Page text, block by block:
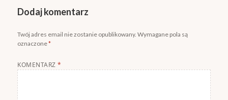
Dodaj komentarz
Twój adres email nie zostanie opublikowany. Wymagane pola są
oznaczone*
KOMENTARZ*